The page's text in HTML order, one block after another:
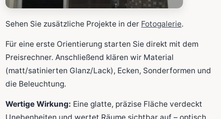
Sehen Sie zusätzliche Projekte in der Fotogalerie.
Für eine erste Orientierung starten Sie direkt mit dem
Preisrechner. Anschließend klären wir Material
(matt/satinierten Glanz/Lack), Ecken, Sonderformen und
die Beleuchtung.
Wertige Wirkung: Eine glatte, präzise Fläche verdeckt